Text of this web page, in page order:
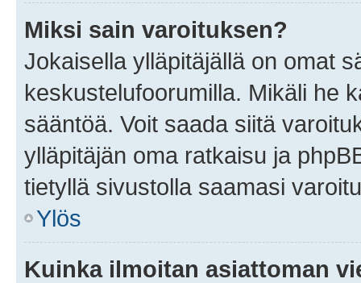
Miksi sain varoituksen?
Jokaisella ylläpitäjällä on omat
keskustelufoorumilla. Mikäli he
sääntöä. Voit saada siitä
ylläpitäjän oma ratkaisu ja
tietyllä sivustolla saamasi
Ylös
Kuinka ilmoitan asiattoman